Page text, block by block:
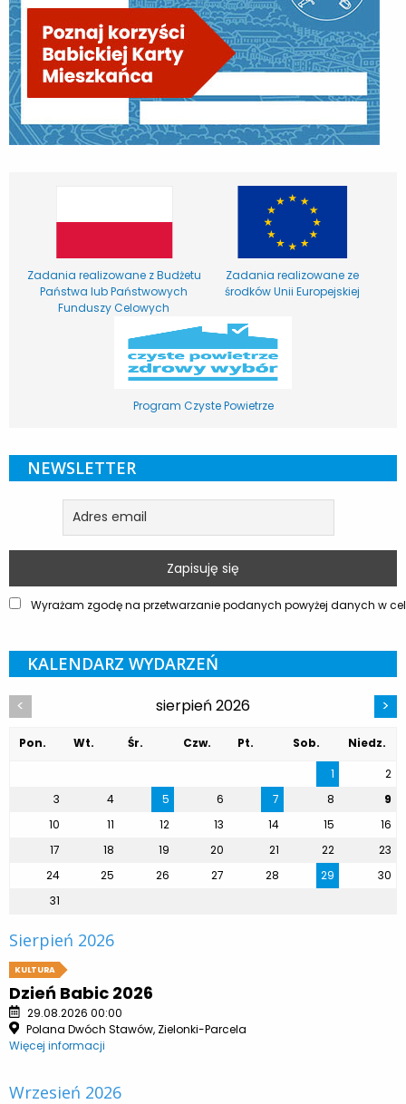
Zadania realizowane z Budżetu
Państwa lub Państwowych
Funduszy Celowych
Zadania realizowane ze
środków Unii Europejskiej
Program Czyste Powietrze
NEWSLETTER
Wyrażam zgodę na przetwarzanie podanych powyżej danych w
KALENDARZ WYDARZEŃ
< sierpień 2026 >
Pon. Wt. Śr. Czw. Pt. Sob.
Niedz.
1
2
3
4 5 6 7 8
9
10
11 12 13 14 15
16
17
18 19 20 21 22
23
24
25 26 27 28 29
30
31
Sierpień 2026
KULTURA
Dzień Babic 2026
29.08.2026 00:00
Polana Dwóch Stawów, Zielonki-Parcela
Więcej informacji
Wrzesień 2026